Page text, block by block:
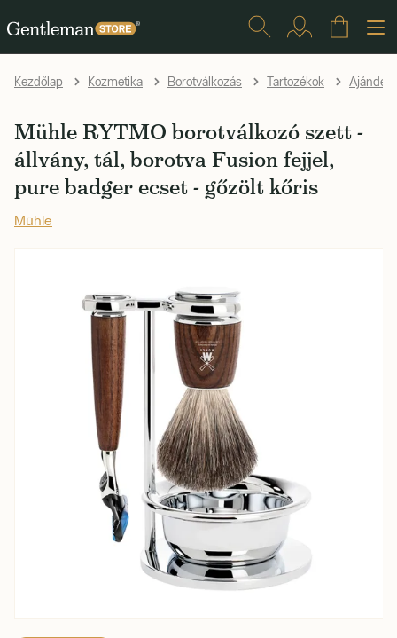
Kezdőlap Kozmetika Borotválkozás Tartozékok
Mühle RYTMO borotválkozó szett -
állvány, tál, borotva Fusion fejjel,
pure badger ecset - gőzölt kőris
Mühle